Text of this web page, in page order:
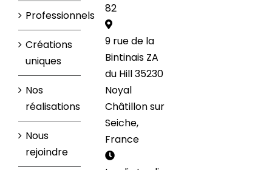
Professionnels
Créations
uniques
Nos
réalisations
Nous
rejoindre
82
9 rue de la
Bintinais ZA
du Hill 35230
Noyal
Châtillon sur
Seiche,
France